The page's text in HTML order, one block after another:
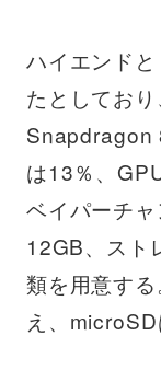
ハイエンド
たとしてお
Snapdragon
は13％、
ベイパーチ
12GB、スト
類を用意す
え、microSD